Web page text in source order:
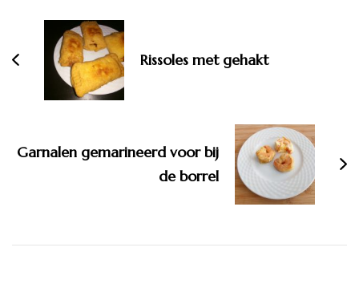
navigatie
Rissoles met gehakt
Garnalen gemarineerd voor bij
de borrel